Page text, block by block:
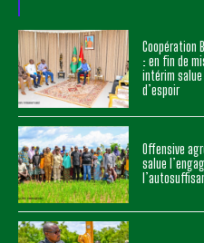
Coopération
: en fin de
intérim
d’espoir
Offensive
salue